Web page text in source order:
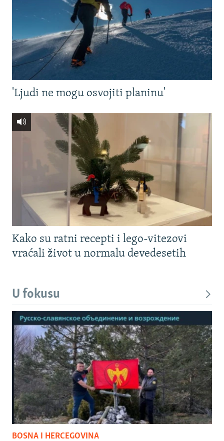
'Ljudi ne mogu osvojiti planinu'
Kako su ratni recepti i lego-vitezovi
vraćali život u normalu devedesetih
U fokusu
BOSNA I HERCEGOVINA